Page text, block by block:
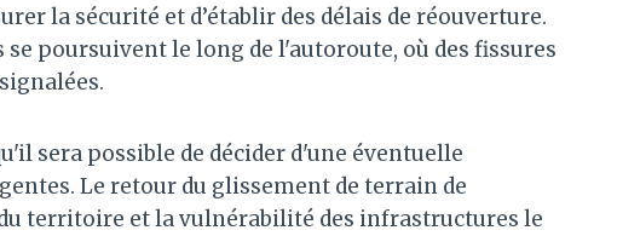
la sécurité et d’établir des délais de réouverture.
poursuivent le long de l'autoroute, où des fissures
sera possible de décider d'une éventuelle
Le retour du glissement de terrain de
territoire et la vulnérabilité des infrastructures le